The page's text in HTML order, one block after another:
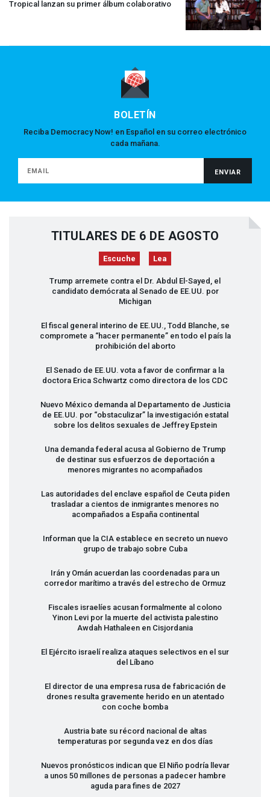
Tropical lanzan su primer álbum colaborativo
BOLETÍN
Reciba Democracy Now! en Español en su correo electrónico
cada mañana.
TITULARES DE 6 DE AGOSTO
Escuche Lea
Trump arremete contra el Dr. Abdul El-Sayed, el
candidato demócrata al Senado de EE.UU. por
Michigan
El fiscal general interino de EE.UU., Todd Blanche, se
compromete a “hacer permanente” en todo el país la
prohibición del aborto
El Senado de EE.UU. vota a favor de confirmar a la
doctora Erica Schwartz como directora de los CDC
Nuevo México demanda al Departamento de Justicia
de EE.UU. por “obstaculizar” la investigación estatal
sobre los delitos sexuales de Jeffrey Epstein
Una demanda federal acusa al Gobierno de Trump
de destinar sus esfuerzos de deportación a
menores migrantes no acompañados
Las autoridades del enclave español de Ceuta piden
trasladar a cientos de inmigrantes menores no
acompañados a España continental
Informan que la CIAestablece en secreto un nuevo
grupo de trabajo sobre Cuba
Irán y Omán acuerdan las coordenadas para un
corredor marítimo a través del estrecho de Ormuz
Fiscales israelíes acusan formalmente al colono
Yinon Levi por la muerte del activista palestino
Awdah Hathaleen en Cisjordania
El Ejército israelí realiza ataques selectivos en el sur
del Líbano
El director de una empresa rusa de fabricación de
drones resulta gravemente herido en un atentado
con coche bomba
Austria bate su récord nacional de altas
temperaturas por segunda vez en dos días
Nuevos pronósticos indican que El Niño podría llevar
a unos 50 millones de personas a padecer hambre
aguda para fines de 2027